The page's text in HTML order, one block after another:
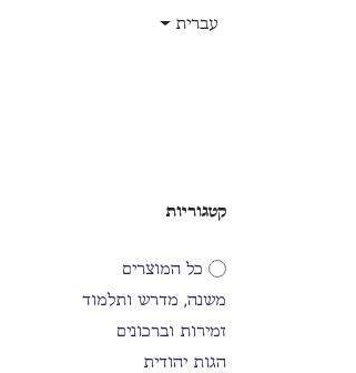
עברית
קטגוריות
כל המוצרים
משנה, מדרש ותלמוד
זמירות וברכונים
הגות יהודית